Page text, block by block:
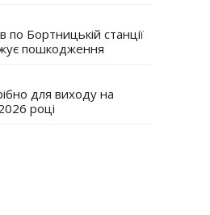
по Бортницькій станції
пошкодження
для виходу на
році